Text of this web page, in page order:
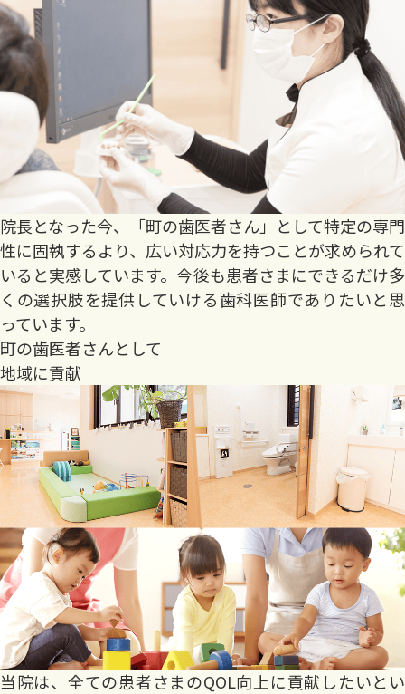
院長となった今、「町の歯医者さん」として特定の専門
性に固執するより、広い対応力を持つことが求められて
いると実感しています。今後も患者さまにできるだけ多
くの選択肢を提供していける歯科医師でありたいと思
っています。
町の歯医者さんとして
地域に貢献
当院は、全ての患者さまのQOL向上に貢献したいとい